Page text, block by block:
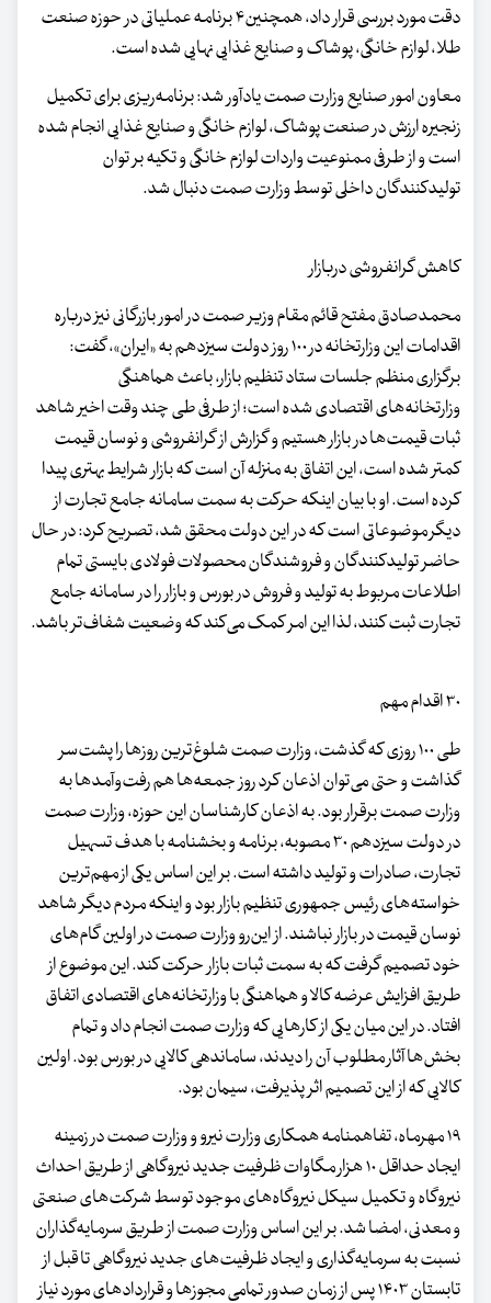
دقت مورد بررسی قرار داد، همچنین۴ برنامه عملیاتی در حوزه صنعت
طلا، لوازم خانگی، پوشاک و صنایع غذایی نهایی شده است.
معاون امور صنایع وزارت صمت یادآور شد: برنامه‌ریزی برای تکمیل
زنجیره ارزش در صنعت پوشاک، لوازم خانگی و صنایع غذایی انجام شده
است و از طرفی ممنوعیت واردات لوازم خانگی و تکیه بر توان
تولیدکنندگان داخلی توسط وزارت صمت دنبال شد.
کاهش گرانفروشی دربازار
محمدصادق مفتح قائم مقام وزیر صمت در امور بازرگانی نیز درباره
اقدامات این وزارتخانه در ۱۰۰ روز دولت سیزدهم به «ایران»، گفت:
برگزاری منظم جلسات ستاد تنظیم بازار، باعث هماهنگی
وزارتخانه‌های اقتصادی شده است؛ از طرفی طی چند وقت اخیر شاهد
ثبات قیمت‌ها در بازار هستیم و گزارش از گرانفروشی و نوسان قیمت
کمتر شده است، این اتفاق به منزله آن است که بازار شرایط بهتری پیدا
کرده است. او با بیان اینکه حرکت به سمت سامانه جامع تجارت از
دیگر موضوعاتی است که در این دولت محقق شد، تصریح کرد: در حال
حاضر تولیدکنندگان و فروشندگان محصولات فولادی بایستی تمام
اطلاعات مربوط به تولید و فروش در بورس و بازار را در سامانه جامع
تجارت ثبت کنند، لذا این امر کمک می‌کند که وضعیت شفاف‌تر باشد.
۳۰ اقدام مهم
طی ۱۰۰ روزی که گذشت، وزارت صمت شلوغ‌ترین روزها را پشت‌سر
گذاشت و حتی می‌توان اذعان کرد روز جمعه‌ها هم رفت‌وآمدها به
وزارت صمت برقرار بود. به اذعان کارشناسان این حوزه، وزارت صمت
در دولت سیزدهم ۳۰ مصوبه، برنامه و بخشنامه با هدف تسهیل
تجارت، صادرات و تولید داشته است. بر این اساس یکی از مهم‌ترین
خواسته‌های رئیس جمهوری تنظیم بازار بود و اینکه مردم دیگر شاهد
نوسان قیمت در بازار نباشند. از این‌رو وزارت صمت در اولین گام‌های
خود تصمیم گرفت که به سمت ثبات بازار حرکت کند. این موضوع از
طریق افزایش عرضه کالا و هماهنگی با وزارتخانه‌های اقتصادی اتفاق
افتاد. در این میان یکی از کارهایی که وزارت صمت انجام داد و تمام
بخش‌ها آثار مطلوب آن را دیدند، ساماندهی کالایی در بورس بود. اولین
کالایی که از این تصمیم اثر پذیرفت، سیمان بود.
۱۹ مهرماه، تفاهمنامه همکاری وزارت نیرو و وزارت صمت در زمینه
ایجاد حداقل ۱۰ هزار مگاوات ظرفیت جدید نیروگاهی از طریق احداث
نیروگاه و تکمیل سیکل نیروگاه‌های موجود توسط شرکت‌های صنعتی
و معدنی، امضا شد. بر این اساس وزارت صمت از طریق سرمایه‌گذاران
نسبت به سرمایه‌گذاری و ایجاد ظرفیت‌های جدید نیروگاهی تا قبل از
تابستان ۱۴۰۳ پس از زمان صدور تمامی مجوزها و قراردادهای مورد نیاز